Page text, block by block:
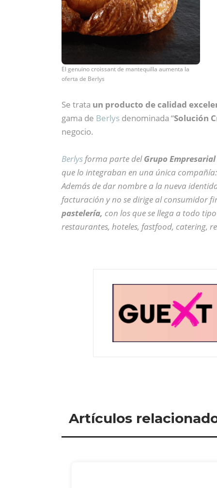
El genuino croissant de mantequilla aumenta la
oferta de Berlys
Se trata un producto de calidad
gama de Berlys denominada “Solución
negocio.
Berlys forma parte delGrupo
que lo integraban en una única
Además de dar nombre a la nueva
facturación y no se dirige al consumidor
pastelería, con los que se llega a todo
restaurantes, hoteles, fastfood, catering,
Artículos